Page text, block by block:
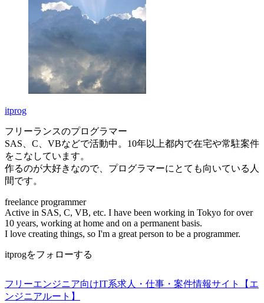
itprog
フリーランスのプログラマー
SAS、C、VBなどで活動中。10年以上都内で在宅や常駐案件
をこなしています。
作るのが大好きなので、プログラマーにとても向いている人
間です。
freelance programmer
Active in SAS, C, VB, etc. I have been working in Tokyo for over
10 years, working at home and on a permanent basis.
I love creating things, so I'm a great person to be a programmer.
itprogをフォローする
フリーエンジニア向けIT系求人・仕事・案件情報サイト【エ
ンジニアルート】